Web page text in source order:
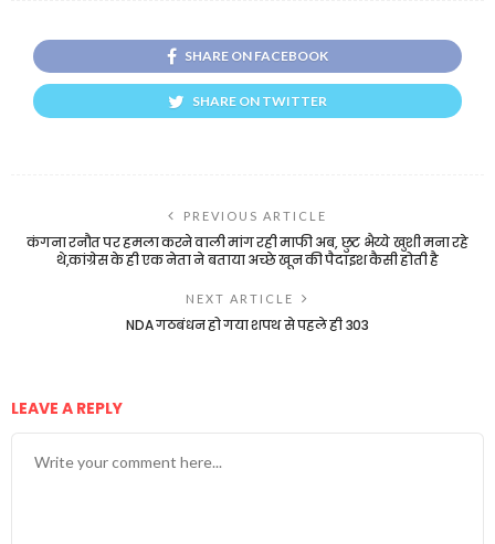
SHARE ON FACEBOOK
SHARE ON TWITTER
PREVIOUS ARTICLE
कंगना रनौत पर हमला करने वाली मांग रही माफी अब, छुट भैय्ये खुशी मना रहे
थे,कांग्रेस के ही एक नेता ने बताया अच्छे खून की पैदाइश कैसी होती है
NEXT ARTICLE
NDA गठबंधन हो गया शपथ से पहले ही 303
LEAVE A REPLY